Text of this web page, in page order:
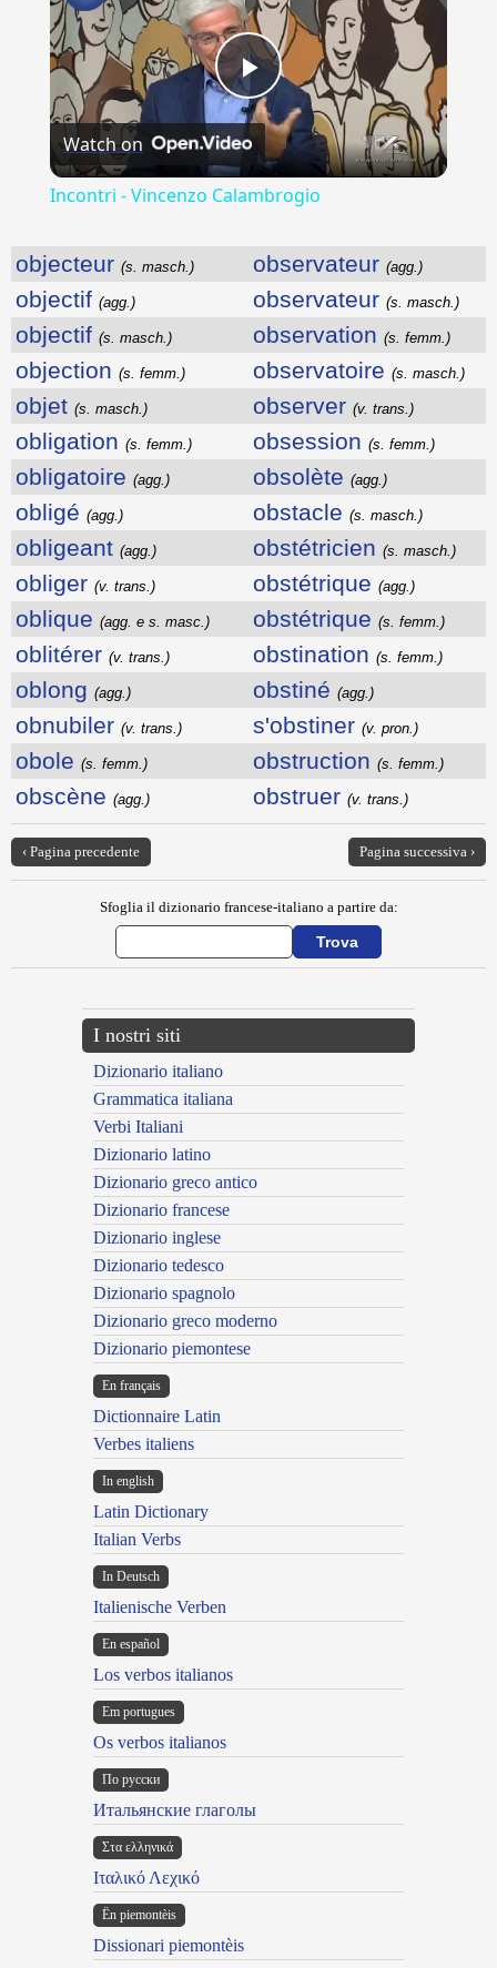
Play
Video
Watch on
Incontri - Vincenzo Calambrogio
objecteur (s. masch.) observateur (agg.)
objectif (agg.) observateur (s. masch.)
objectif (s. masch.) observation (s. femm.)
objection (s. femm.) observatoire (s. masch.)
objet (s. masch.) observer (v. trans.)
obligation (s. femm.) obsession (s. femm.)
obligatoire (agg.) obsolète (agg.)
obligé (agg.) obstacle (s. masch.)
obligeant (agg.) obstétricien (s. masch.)
obliger (v. trans.) obstétrique (agg.)
oblique (agg. e s. masc.) obstétrique (s. femm.)
oblitérer (v. trans.) obstination (s. femm.)
oblong (agg.) obstiné (agg.)
obnubiler (v. trans.) s'obstiner (v. pron.)
obole (s. femm.) obstruction (s. femm.)
obscène (agg.) obstruer (v. trans.)
‹ Pagina precedente Pagina successiva ›
Sfoglia il dizionario francese-italiano a partire da:
I nostri siti
Dizionario italiano
Grammatica italiana
Verbi Italiani
Dizionario latino
Dizionario greco antico
Dizionario francese
Dizionario inglese
Dizionario tedesco
Dizionario spagnolo
Dizionario greco moderno
Dizionario piemontese
En français
Dictionnaire Latin
Verbes italiens
In english
Latin Dictionary
Italian Verbs
In Deutsch
Italienische Verben
En español
Los verbos italianos
Em portugues
Os verbos italianos
По русски
Итальянские глаголы
Στα ελληνικά
Ιταλικό Λεχικό
Ën piemontèis
Dissionari piemontèis